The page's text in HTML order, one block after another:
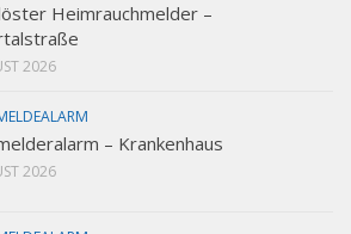
Heimrauchmelder –
2026
– Krankenhaus
2026